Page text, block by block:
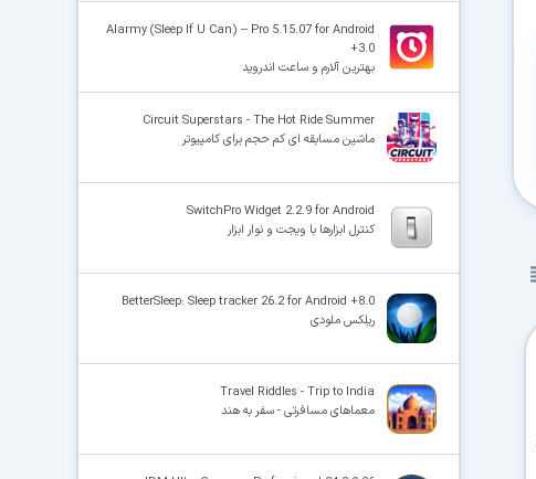
Alarmy (Sleep If U Can) – Pro 5.15.07 for Android
+3.0
بهترین آلارم و ساعت اندروید
Circuit Superstars - The Hot Ride Summer
ماشین مسابقه ای کم حجم برای کامپیوتر
SwitchPro Widget 2.2.9 for Android
کنترل ابزارها با ویجت و نوار ابزار
BetterSleep: Sleep tracker 26.2 for Android +8.0
ریلکس ملودی
Travel Riddles - Trip to India
معماهای مسافرتی - سفر به هند